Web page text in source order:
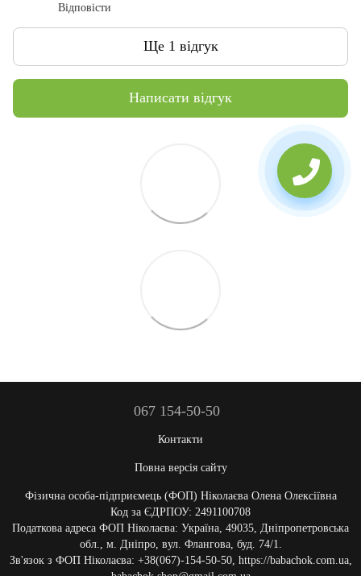
Відповісти
Ще 1 відгук
Написати відгук
067 154-50-50
Контакти
Повна версія сайту
Фізична особа-підприємець (ФОП) Ніколаєва Олена Олексіївна
Код за ЄДРПОУ: 2491100708
Податкова адреса ФОП Ніколаєва: Україна, 49035, Дніпропетровська
обл., м. Дніпро, вул. Флангова, буд. 74/1.
Зв'язок з ФОП Ніколаєва: +38(067)-154-50-50, https://babachok.com.ua,